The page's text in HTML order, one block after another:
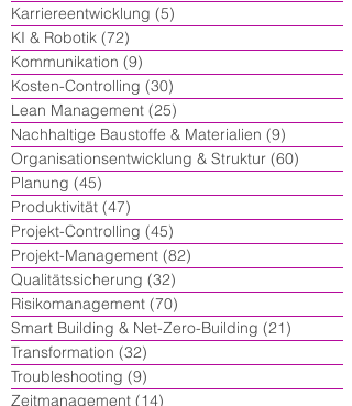
Karriereentwicklung (5)
KI & Robotik (72)
Kommunikation (9)
Kosten-Controlling (30)
Lean Management (25)
Nachhaltige Baustoffe & Materialien (9)
Organisationsentwicklung & Struktur (60)
Planung (45)
Produktivität (47)
Projekt-Controlling (45)
Projekt-Management (82)
Qualitätssicherung (32)
Risikomanagement (70)
Smart Building & Net-Zero-Building (21)
Transformation (32)
Troubleshooting (9)
Zeitmanagement (14)